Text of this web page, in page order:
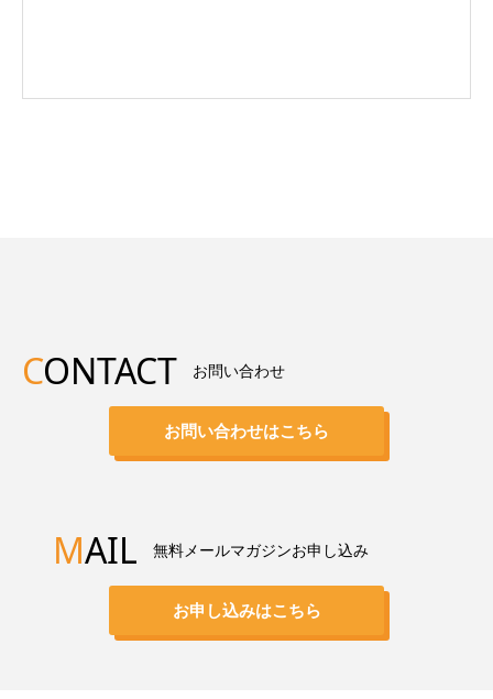
CONTACT お問い合わせ
お問い合わせはこちら
MAIL 無料メールマガジンお申し込み
お申し込みはこちら